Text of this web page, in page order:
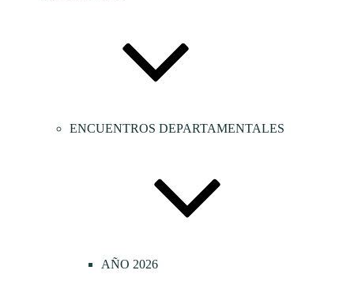
ENCUENTROS DEPARTAMENTALES
AÑO 2026